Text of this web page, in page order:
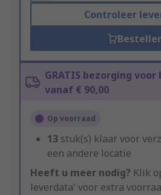
Controleer
GRATIS bezorging
vanaf € 90,00
Op voorraad
13 stuk(s) klaar voor
een andere locatie
Heeft u meer nodig? Klik
leverdata' voor extra